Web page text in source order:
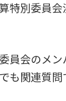
特別委員
員会のメ
も関連質問